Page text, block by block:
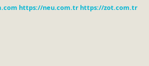
https://neu.com.tr https://zot.com.tr